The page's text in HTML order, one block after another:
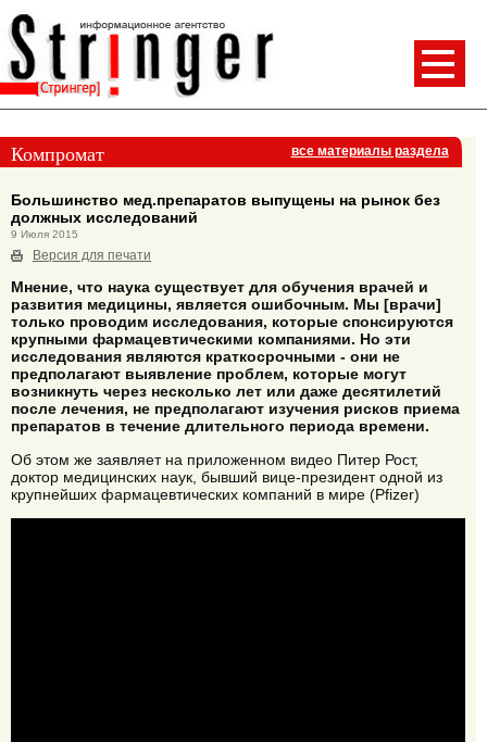
Компромат все материалы раздела
Большинство мед.препаратов выпущены на рынок без
должных исследований
9 Июля 2015
Версия для печати
Мнение, что наука существует для обучения врачей и
развития медицины, является ошибочным. Мы [врачи]
только проводим исследования, которые спонсируются
крупными фармацевтическими компаниями. Но эти
исследования являются краткосрочными - они не
предполагают выявление проблем, которые могут
возникнуть через несколько лет или даже десятилетий
после лечения, не предполагают изучения рисков приема
препаратов в течение длительного периода времени.
Об этом же заявляет на приложенном видео Питер Рост,
доктор медицинских наук, бывший вице-президент одной из
крупнейших фармацевтических компаний в мире (Pfizer)